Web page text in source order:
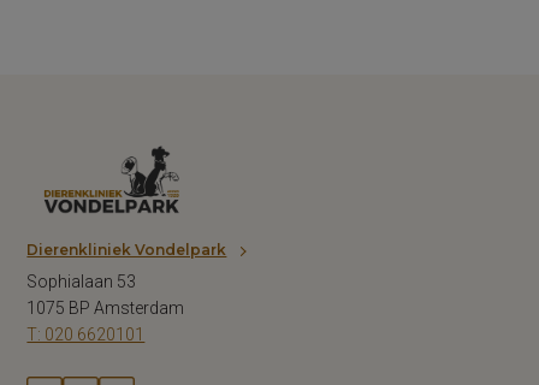
Dierenkliniek Vondelpark
Sophialaan 53
1075 BP Amsterdam
T: 020 6620101